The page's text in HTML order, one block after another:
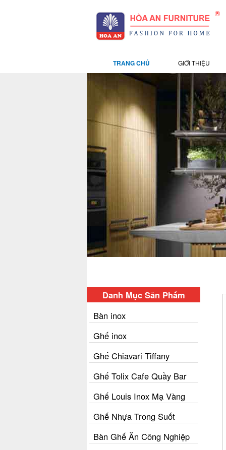
TRANG CHỦ GIỚI THIỆU
Danh Mục Sản Phẩm
Bàn inox
Ghế inox
Ghế Chiavari Tiffany
Ghế Tolix Cafe Quầy Bar
Ghế Louis Inox Mạ Vàng
Ghế Nhựa Trong Suốt
Bàn Ghế Ăn Công Nghiệp